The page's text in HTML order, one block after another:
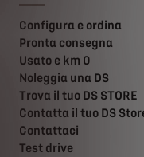
Configura e ordina
Pronta consegna
Usato e km 0
Noleggia una DS
Trova il tuo DS STORE
Contatta il tuo DS
Contattaci
Test drive